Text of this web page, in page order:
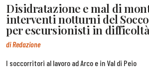
Disidratazione e mal di
interventi notturni del
per escursionisti in difficoltà
di Redazione
I soccorritori al lavoro ad Arco e in Val di Peio